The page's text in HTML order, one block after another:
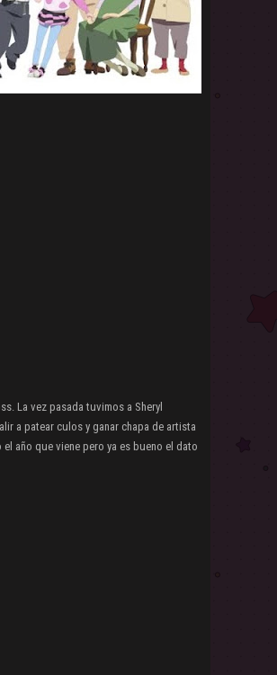
La vez pasada tuvimos a Sheryl
a patear culos y ganar chapa de artista
año que viene pero ya es bueno el dato